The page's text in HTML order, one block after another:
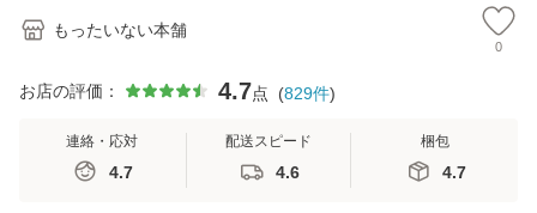
もったいない本舗
0
お店の評価： 4.7点 (829件)
連絡・応対
4.7
配送スピード
4.6
梱包
4.7